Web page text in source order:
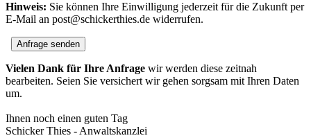
Hinweis: Sie können Ihre Einwilligung jederzeit für die Zukunft per
E-Mail an post@schickerthies.de widerrufen.
Anfrage senden
Vielen Dank für Ihre Anfrage wir werden diese zeitnah
bearbeiten. Seien Sie versichert wir gehen sorgsam mit Ihren Daten
um.
Ihnen noch einen guten Tag
Schicker Thies - Anwaltskanzlei